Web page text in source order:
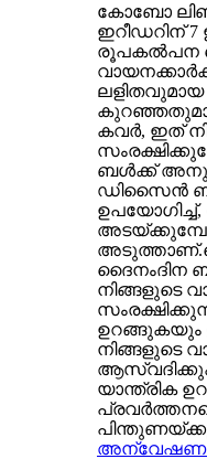
കോബോ ലിബ്ര
രൂപകൽപന
കവർ, ഇത്
ബൾക്ക്
ഡിസൈൻ
ദൈനംദിന
നിങ്ങളുടെ
നിങ്ങളുടെ
യാന്ത്രിക